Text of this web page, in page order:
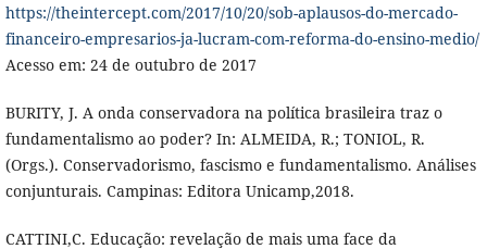
https://theintercept.com/2017/10/20/sob-aplausos-do-mercado-
financeiro-empresarios-ja-lucram-com-reforma-do-ensino-medio/
Acesso em: 24 de outubro de 2017
BURITY, J. A onda conservadora na política brasileira traz o
fundamentalismo ao poder? In: ALMEIDA, R.; TONIOL, R.
(Orgs.). Conservadorismo, fascismo e fundamentalismo. Análises
conjunturais. Campinas: Editora Unicamp,2018.
CATTINI,C. Educação: revelação de mais uma face da